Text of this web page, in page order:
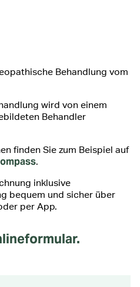
Behandlung vom
wird von einem
Behandler
finden Sie zum Beispiel auf
.
inklusive
bequem und sicher über
per App.